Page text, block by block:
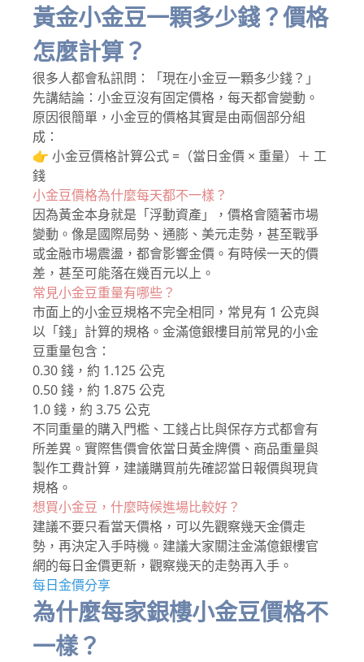
黃金小金豆一顆多少錢？價格
怎麼計算？
很多人都會私訊問：「現在小金豆一顆多少錢？」
先講結論：小金豆沒有固定價格，每天都會變動。
原因很簡單，小金豆的價格其實是由兩個部分組
成：
👉 小金豆價格計算公式 =（當日金價 × 重量）＋ 工
錢
小金豆價格為什麼每天都不一樣？
因為黃金本身就是「浮動資產」，價格會隨著市場
變動。像是國際局勢、通膨、美元走勢，甚至戰爭
或金融市場震盪，都會影響金價。有時候一天的價
差，甚至可能落在幾百元以上。
常見小金豆重量有哪些？
市面上的小金豆規格不完全相同，常見有 1 公克與
以「錢」計算的規格。金滿億銀樓目前常見的小金
豆重量包含：
0.30 錢，約 1.125 公克
0.50 錢，約 1.875 公克
1.0 錢，約 3.75 公克
不同重量的購入門檻、工錢占比與保存方式都會有
所差異。實際售價會依當日黃金牌價、商品重量與
製作工費計算，建議購買前先確認當日報價與現貨
規格。
想買小金豆，什麼時候進場比較好？
建議不要只看當天價格，可以先觀察幾天金價走
勢，再決定入手時機。建議大家關注金滿億銀樓官
網的每日金價更新，觀察幾天的走勢再入手。
每日金價分享
為什麼每家銀樓小金豆價格不
一樣？